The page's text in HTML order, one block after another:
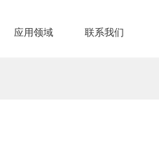
应用领域 联系我们